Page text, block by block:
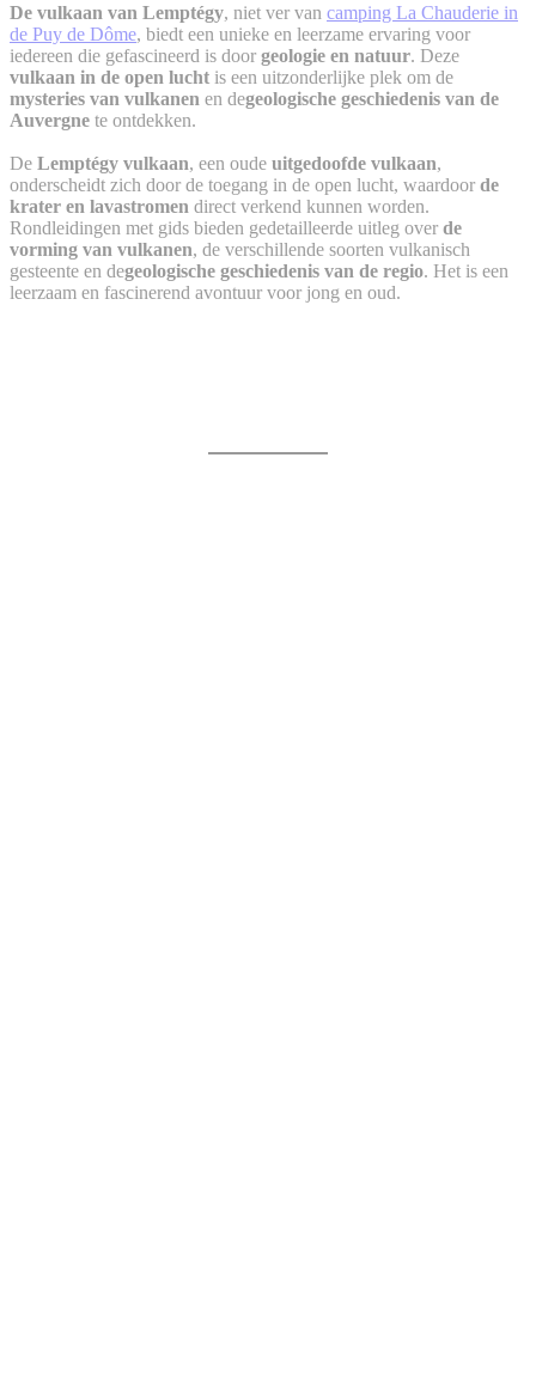
De vulkaan van Lemptégy, niet ver van camping La Chauderie in
de Puy de Dôme, biedt een unieke en leerzame ervaring voor
iedereen die gefascineerd is door geologie en natuur. Deze
vulkaan in de open lucht is een uitzonderlijke plek om de
mysteries van vulkanen en degeologische geschiedenis van de
Auvergne te ontdekken.
De Lemptégy vulkaan, een oude uitgedoofde vulkaan,
onderscheidt zich door de toegang in de open lucht, waardoor de
krater en lavastromen direct verkend kunnen worden.
Rondleidingen met gids bieden gedetailleerde uitleg over de
vorming van vulkanen, de verschillende soorten vulkanisch
gesteente en degeologische geschiedenis van de regio. Het is een
leerzaam en fascinerend avontuur voor jong en oud.